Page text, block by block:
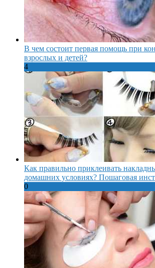
В чем состоит первая помощь при
взрослых и детей?
4
Как правильно приклеивать
домашних условиях? Пошаговая
0